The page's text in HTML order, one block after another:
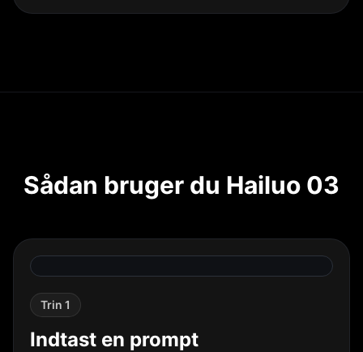
Sådan bruger du Hailuo 03
Trin 1
Indtast en prompt